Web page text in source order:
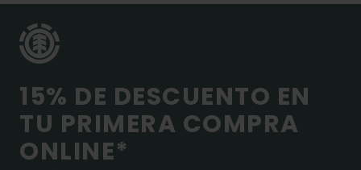
15% DE DESCUENTO EN
TU PRIMERA COMPRA
ONLINE*